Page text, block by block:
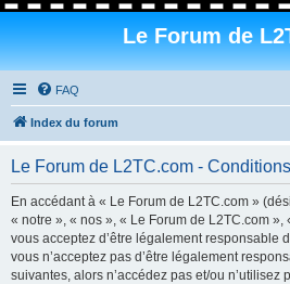
Le Forum de
FAQ
Index du forum
Le Forum de L2TC.com -
En accédant à « Le Forum de L2TC.com »
« notre », « nos », « Le Forum de L2TC.com »,
vous acceptez d’être légalement responsable
vous n’acceptez pas d’être légalement
suivantes, alors n’accédez pas et/ou n’utilisez